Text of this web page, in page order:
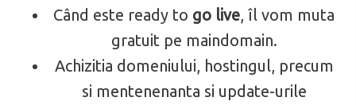
Când este ready to go live, îl vom muta
gratuit pe maindomain.
Achizitia domeniului, hostingul, precum
si mentenenanta si update-urile